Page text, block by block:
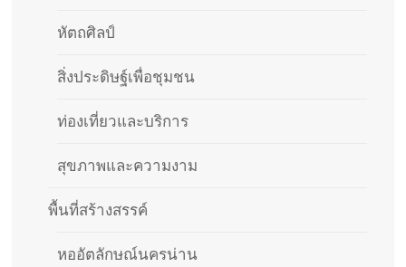
หัตถศิลป์
สิ่งประดิษฐ์เพื่อชุมชน
ท่องเที่ยวและบริการ
สุขภาพและความงาม
พื้นที่สร้างสรรค์
หออัตลักษณ์นครน่าน